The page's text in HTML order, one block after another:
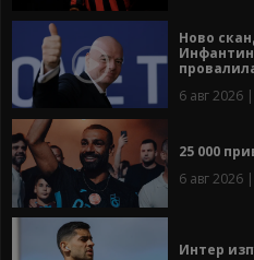
Ново
6 авг 2026
25 000
6 авг 2026
Интер